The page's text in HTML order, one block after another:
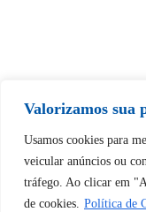
Valorizamos sua
Usamos cookies para
veicular anúncios ou
tráfego. Ao clicar em
de cookies. Política de